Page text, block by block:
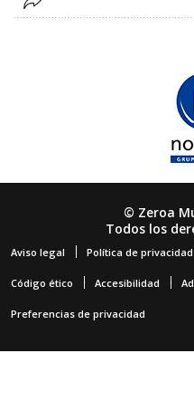
© Zeroa
Todos los
Aviso legal Política de privacidad
Código ético Accesibilidad
Preferencias de privacidad